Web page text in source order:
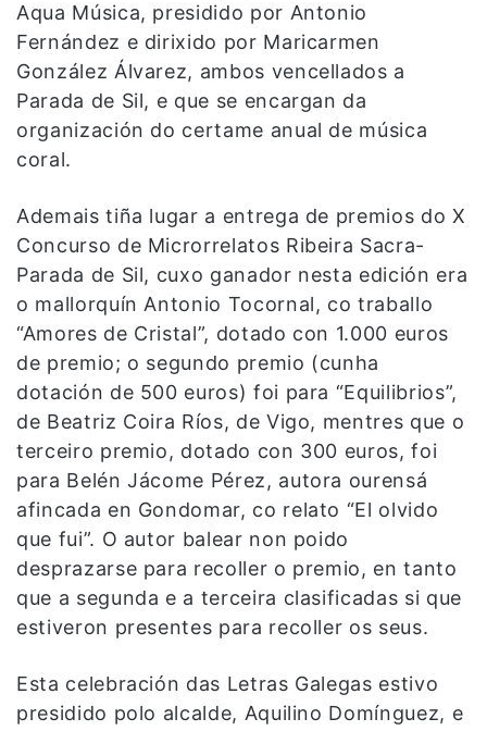
Aqua Música, presidido por Antonio
Fernández e dirixido por Maricarmen
González Álvarez, ambos vencellados a
Parada de Sil, e que se encargan da
organización do certame anual de música
coral.
Ademais tiña lugar a entrega de premios do X
Concurso de Microrrelatos Ribeira Sacra-
Parada de Sil, cuxo ganador nesta edición era
o mallorquín Antonio Tocornal, co traballo
“Amores de Cristal”, dotado con 1.000 euros
de premio; o segundo premio (cunha
dotación de 500 euros) foi para “Equilibrios”,
de Beatriz Coira Ríos, de Vigo, mentres que o
terceiro premio, dotado con 300 euros, foi
para Belén Jácome Pérez, autora ourensá
afincada en Gondomar, co relato “El olvido
que fui”. O autor balear non poido
desprazarse para recoller o premio, en tanto
que a segunda e a terceira clasificadas si que
estiveron presentes para recoller os seus.
Esta celebración das Letras Galegas estivo
presidido polo alcalde, Aquilino Domínguez, e